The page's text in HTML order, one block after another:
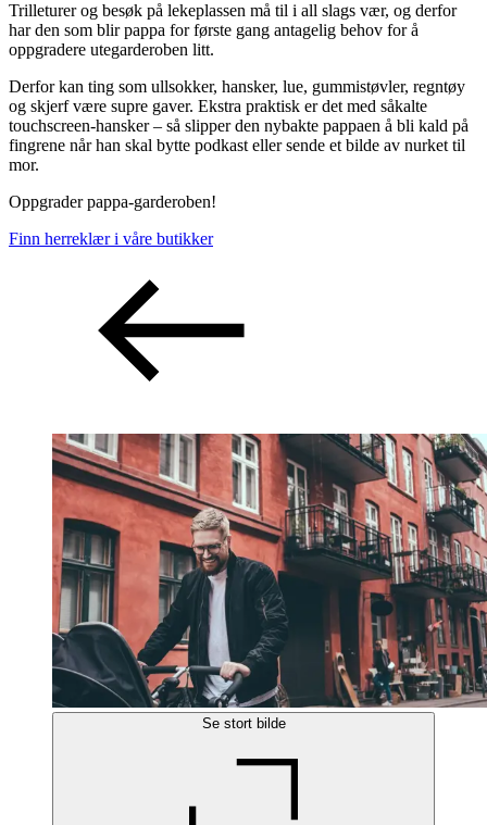
Trilleturer og besøk på lekeplassen må til i all slags vær, og derfor
har den som blir pappa for første gang antagelig behov for å
oppgradere utegarderoben litt.
Derfor kan ting som ullsokker, hansker, lue, gummistøvler, regntøy
og skjerf være supre gaver. Ekstra praktisk er det med såkalte
touchscreen-hansker – så slipper den nybakte pappaen å bli kald på
fingrene når han skal bytte podkast eller sende et bilde av nurket til
mor.
Oppgrader pappa-garderoben!
Finn herreklær i våre butikker
Se stort bilde